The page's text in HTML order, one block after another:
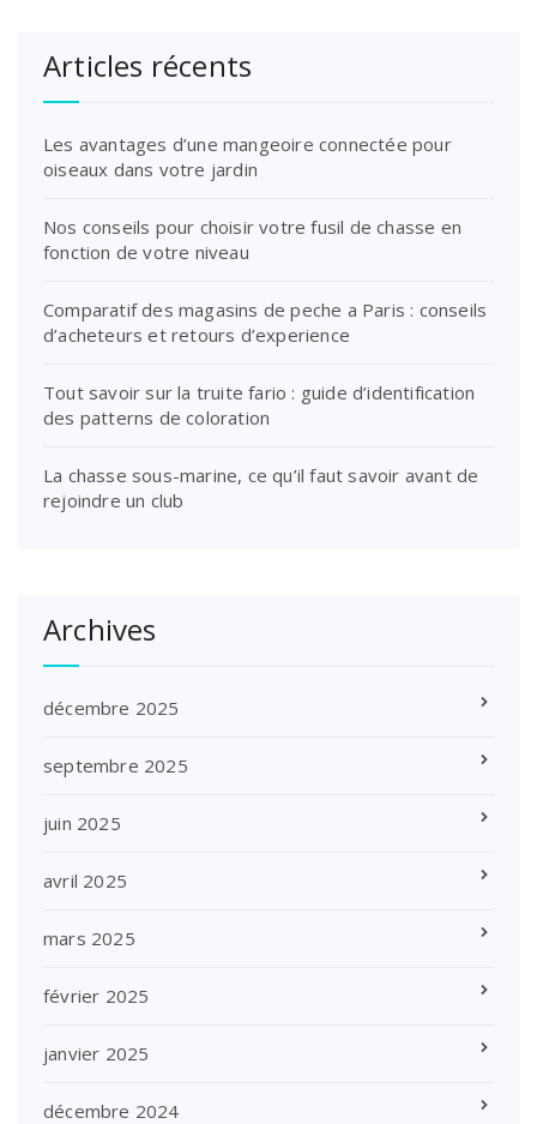
Articles récents
Les avantages d’une mangeoire connectée pour
oiseaux dans votre jardin
Nos conseils pour choisir votre fusil de chasse en
fonction de votre niveau
Comparatif des magasins de peche a Paris : conseils
d’acheteurs et retours d’experience
Tout savoir sur la truite fario : guide d’identification
des patterns de coloration
La chasse sous-marine, ce qu’il faut savoir avant de
rejoindre un club
Archives
décembre 2025
septembre 2025
juin 2025
avril 2025
mars 2025
février 2025
janvier 2025
décembre 2024